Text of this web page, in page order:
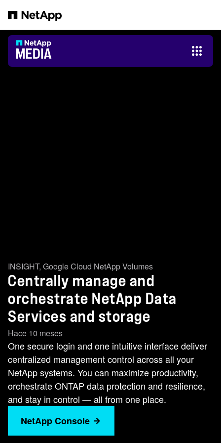
INSIGHT, Google Cloud NetApp Volumes
Centrally manage and
orchestrate NetApp Data
Services and storage
Hace 10 meses
One secure login and one intuitive interface deliver
centralized management control across all your
NetApp systems. You can maximize productivity,
orchestrate ONTAP data protection and resilience,
and stay in control — all from one place.
NetApp Console